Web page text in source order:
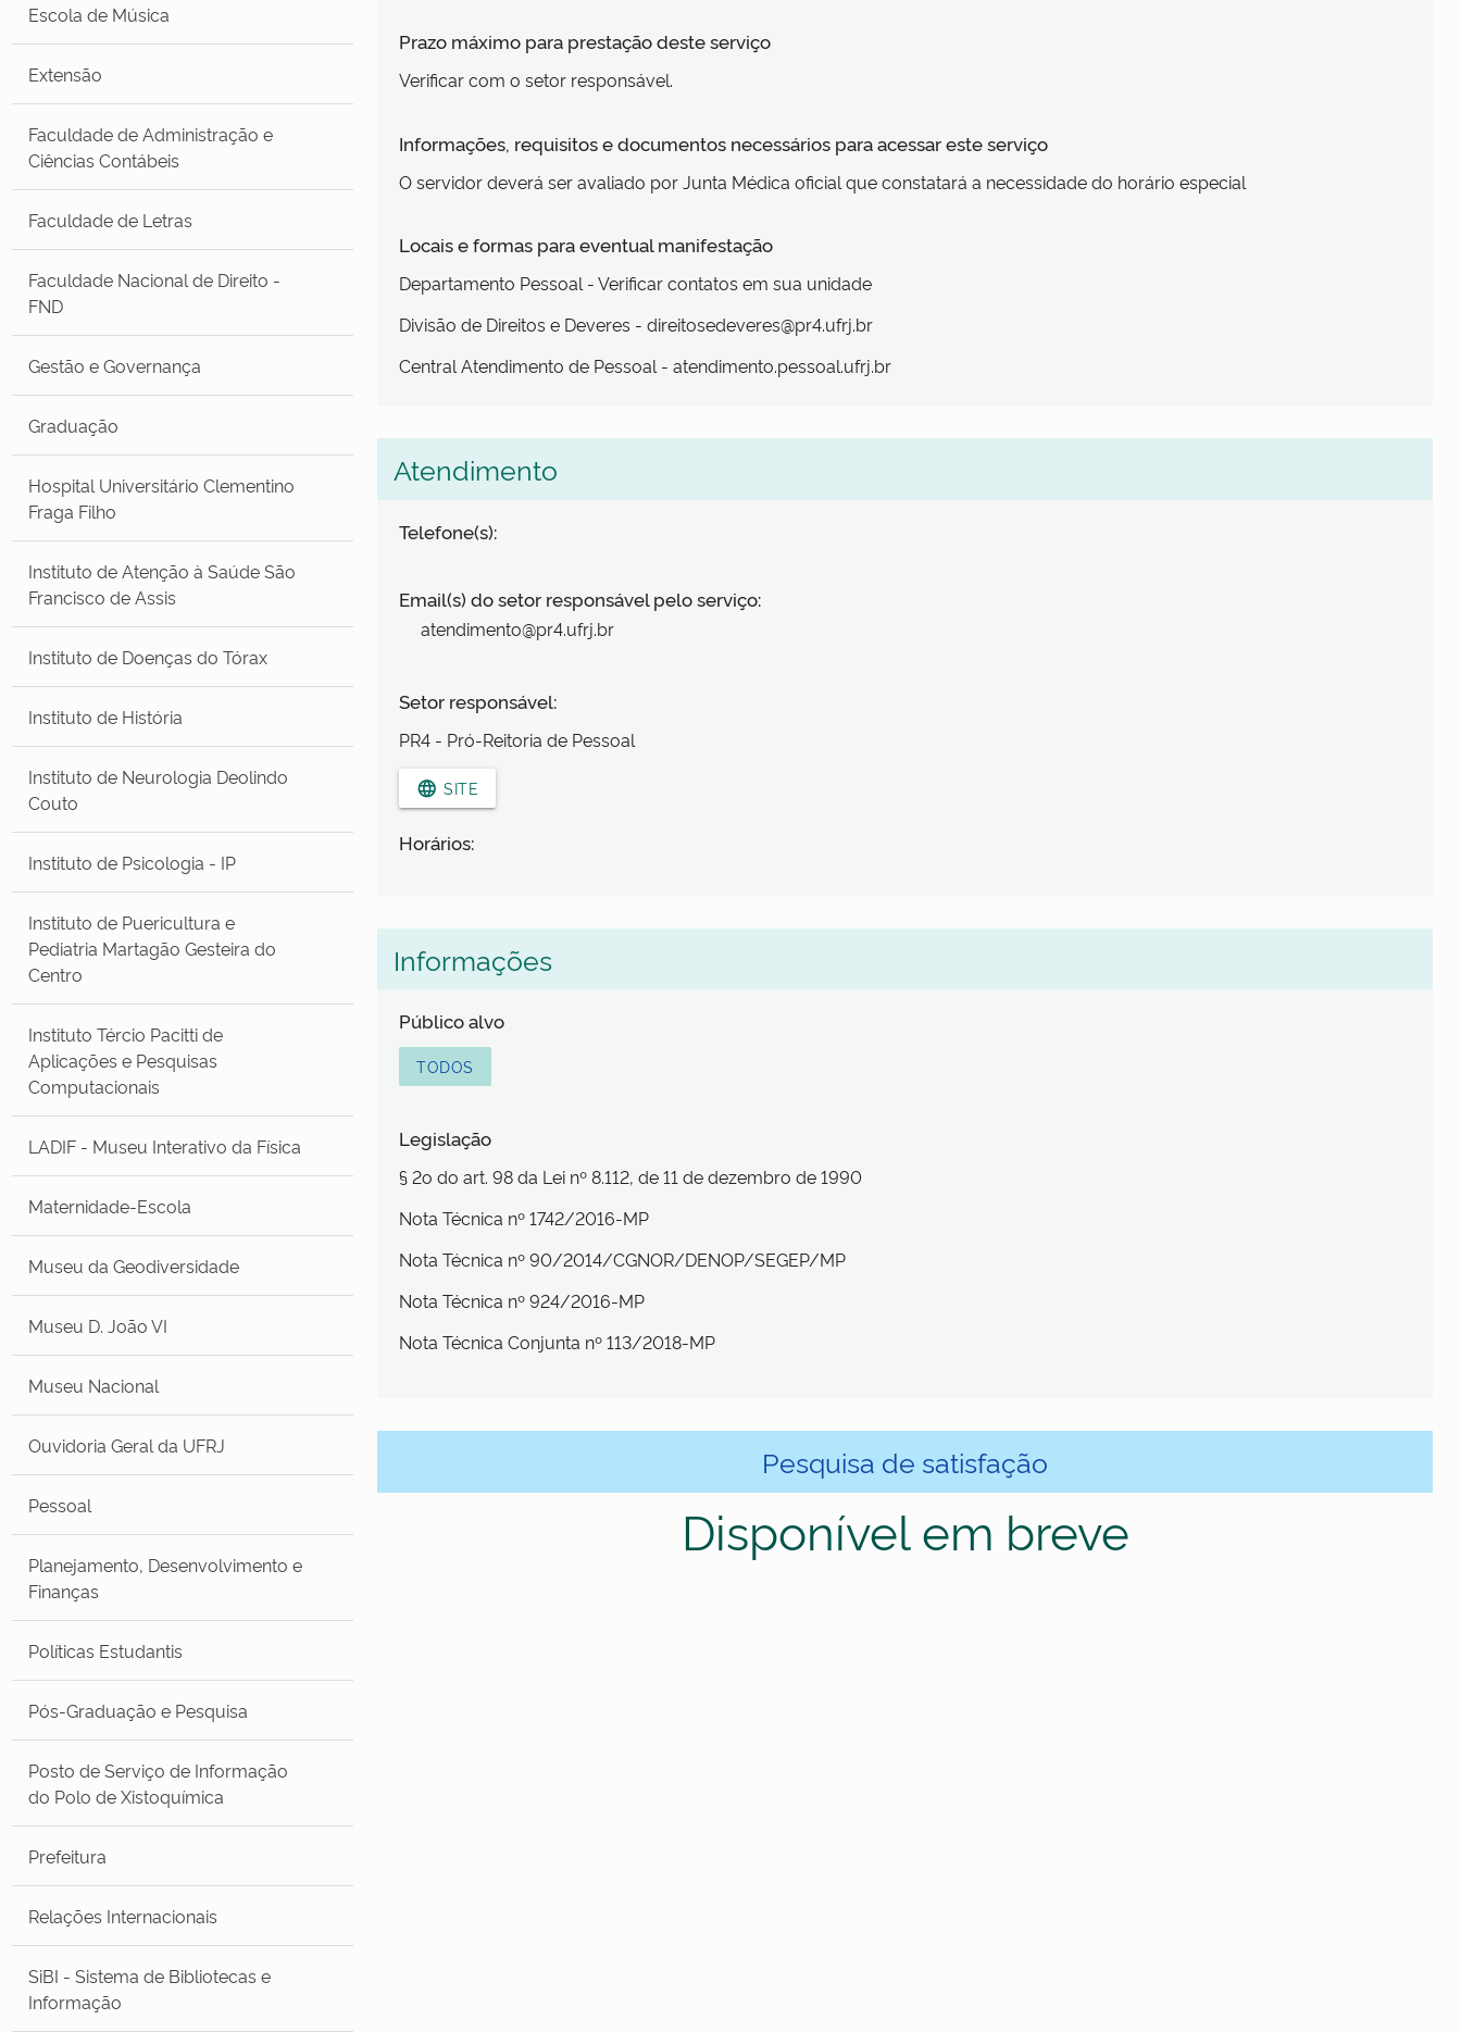
Escola de Música
Extensão
Faculdade de Administração e
Ciências Contábeis
Faculdade de Letras
Faculdade Nacional de Direito -
FND
Gestão e Governança
Graduação
Hospital Universitário Clementino
Fraga Filho
Instituto de Atenção à Saúde São
Francisco de Assis
Instituto de Doenças do Tórax
Instituto de História
Instituto de Neurologia Deolindo
Couto
Instituto de Psicologia - IP
Instituto de Puericultura e
Pediatria Martagão Gesteira do
Centro
Instituto Tércio Pacitti de
Aplicações e Pesquisas
Computacionais
LADIF - Museu Interativo da Física
Maternidade-Escola
Museu da Geodiversidade
Museu D. João VI
Museu Nacional
Ouvidoria Geral da UFRJ
Pessoal
Planejamento, Desenvolvimento e
Finanças
Políticas Estudantis
Pós-Graduação e Pesquisa
Posto de Serviço de Informação
do Polo de Xistoquímica
Prefeitura
Relações Internacionais
SiBI - Sistema de Bibliotecas e
Informação
Prazo máximo para prestação deste serviço
Verificar com o setor responsável.
Informações, requisitos e documentos necessários para acessar este serviço
O servidor deverá ser avaliado por Junta Médica oficial que constatará a necessidade do horário especial
Locais e formas para eventual manifestação
Departamento Pessoal - Verificar contatos em sua unidade
Divisão de Direitos e Deveres - direitosedeveres@pr4.ufrj.br
Central Atendimento de Pessoal - atendimento.pessoal.ufrj.br
Atendimento
Telefone(s):
Email(s) do setor responsável pelo serviço:
atendimento@pr4.ufrj.br
Setor responsável:
PR4 - Pró-Reitoria de Pessoal
language SITE
Horários:
Informações
Público alvo
TODOS
Legislação
§ 2o do art. 98 da Lei nº 8.112, de 11 de dezembro de 1990
Nota Técnica nº 1742/2016-MP
Nota Técnica nº 90/2014/CGNOR/DENOP/SEGEP/MP
Nota Técnica nº 924/2016-MP
Nota Técnica Conjunta nº 113/2018-MP
Pesquisa de satisfação
Disponível em breve